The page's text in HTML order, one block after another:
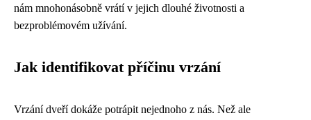
nám mnohonásobně vrátí v jejich dlouhé životnosti a
bezproblémovém užívání.
Jak identifikovat příčinu vrzání
Vrzání dveří dokáže potrápit nejednoho z nás. Než ale